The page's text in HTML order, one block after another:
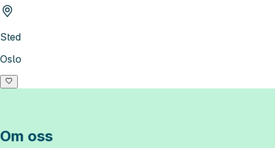
Sted
Oslo
Om oss